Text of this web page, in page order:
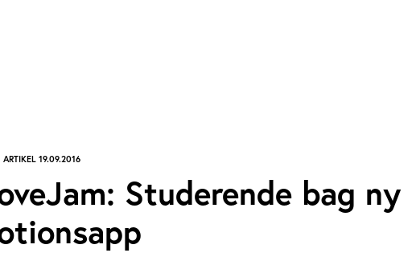
ARTIKEL 19.09.2016
Studerende bag ny